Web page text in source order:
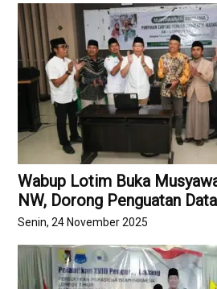
Wabup Lotim Buka
NW, Dorong Penguatan
Senin, 24 November 2025